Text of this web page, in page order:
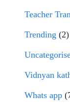
Teacher
Trending (2)
Vidnyan
Whats app